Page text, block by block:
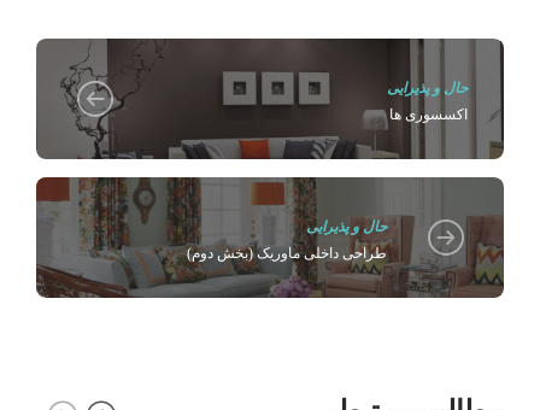
حال و پذیرایی
اکسسوری ها
حال و پذیرایی
طراحی داخلی ماوریک (بخش دوم)